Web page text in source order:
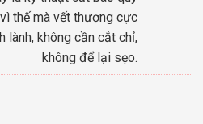
thế mà vết thương cực
lành, không cần cắt chỉ,
không để lại sẹo.